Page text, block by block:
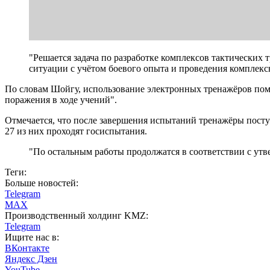
"Решается задача по разработке комплексов
ситуации с учётом боевого опыта и проведения
По словам Шойгу, использование электронных тренажёров
поражения в ходе учений".
Отмечается, что после завершения испытаний тренажёры
27 из них проходят госиспытания.
"По остальным работы продолжатся в соответствии с
Теги:
Больше новостей:
Telegram
MAX
Производственный холдинг KMZ:
Telegram
Ищите нас в:
ВКонтакте
Яндекс Дзен